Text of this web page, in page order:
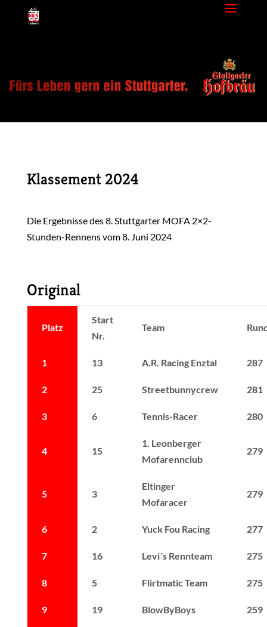
Klassement 2024
Die Ergebnisse des 8. Stuttgarter MOFA 2×2-
Stunden-Rennens vom 8. Juni 2024
Original
Platz
Start
Nr.
Team
1 13 A.R. Racing Enztal 287
2 25 Streetbunnycrew 281
3 6 Tennis-Racer 280
4 15
1. Leonberger
Mofarennclub
279
5 3
Eltinger
Mofaracer
279
6 2 Yuck Fou Racing 277
7 16 Levi´s Rennteam 275
8 5 Flirtmatic Team 275
9 19 BlowByBoys 259